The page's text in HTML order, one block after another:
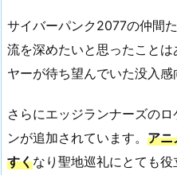
サイバーパンク2077の仲間
流を深めたいと思ったこと
ヤーが待ち望んでいた没入感
さらにエッジランナーズの
ンが追加されています。 アニ
すくなり聖地巡礼にとても役